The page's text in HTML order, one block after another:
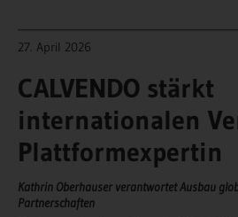
27. April 2026
CALVENDO stärkt
internationalen
Plattformexpertin
Kathrin Oberhauser verantwortet Ausbau
Partnerschaften